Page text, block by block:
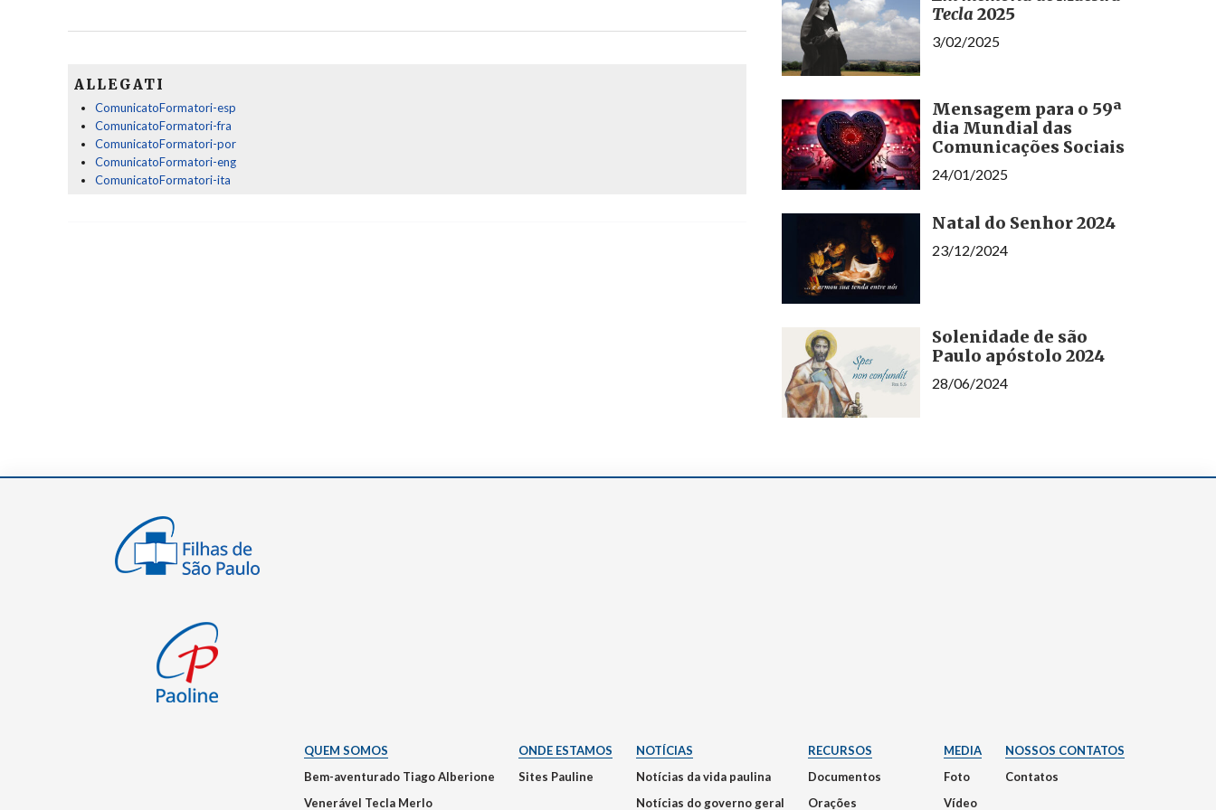
ALLEGATI
ComunicatoFormatori-esp
ComunicatoFormatori-fra
ComunicatoFormatori-por
ComunicatoFormatori-eng
ComunicatoFormatori-ita
Tecla 2025
3/02/2025
Mensagem para o 59ª
dia Mundial das
Comunicações Sociais
24/01/2025
Natal do Senhor 2024
23/12/2024
Solenidade de são
Paulo apóstolo 2024
28/06/2024
QUEM SOMOS
Bem-aventurado Tiago Alberione
Venerável Tecla Merlo
ONDE ESTAMOS
Sites Pauline
NOTÍCIAS
Notícias da vida paulina
Notícias do governo geral
RECURSOS
Documentos
Orações
MEDIA
Foto
Vídeo
NOSSOS CONTATOS
Contatos